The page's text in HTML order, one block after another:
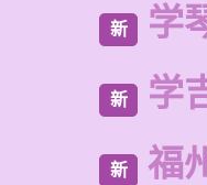
新 学
新 学
新 福